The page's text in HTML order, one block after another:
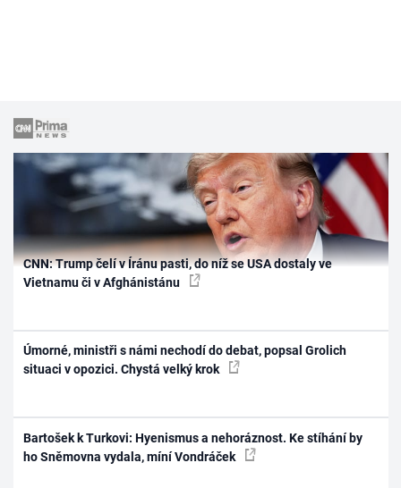
CNN: Trump čelí v Íránu pasti, do níž se USA dostaly ve
Vietnamu či v Afghánistánu
Úmorné, ministři s námi nechodí do debat, popsal Grolich
situaci v opozici. Chystá velký krok
Bartošek k Turkovi: Hyenismus a nehoráznost. Ke stíhání by
ho Sněmovna vydala, míní Vondráček